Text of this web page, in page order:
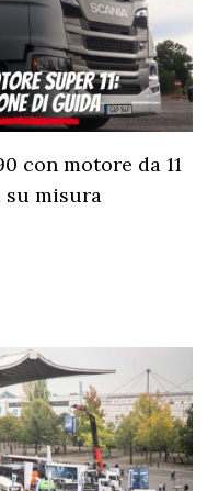
con motore da 11
su misura